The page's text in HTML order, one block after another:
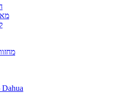
מפיצים מורשים Dahua